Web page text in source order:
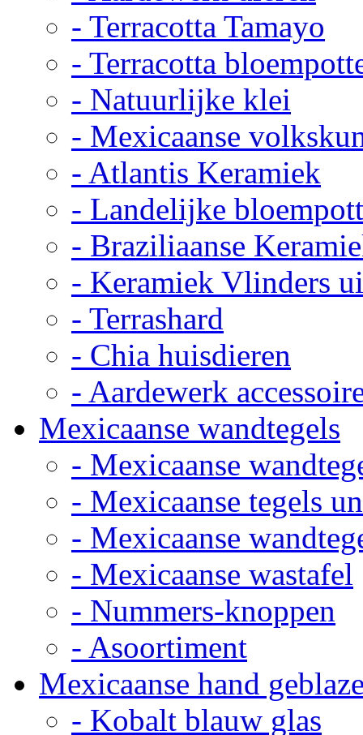
- Terracotta Tamayo
- Terracotta
- Natuurlijke klei
- Mexicaanse
- Atlantis Keramiek
- Landelijke
- Braziliaanse
- Keramiek Vlinders
- Terrashard
- Chia huisdieren
- Aardewerk
Mexicaanse wandtegels
- Mexicaanse
- Mexicaanse tegels
- Mexicaanse
- Mexicaanse wastafel
- Nummers-knoppen
- Asoortiment
Mexicaanse hand
- Kobalt blauw glas